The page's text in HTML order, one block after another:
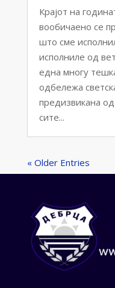
Крајот на
вообичаено се
што сме
исполниле од
една многу
одбележа
предизвикана
сите...
« Older Entries